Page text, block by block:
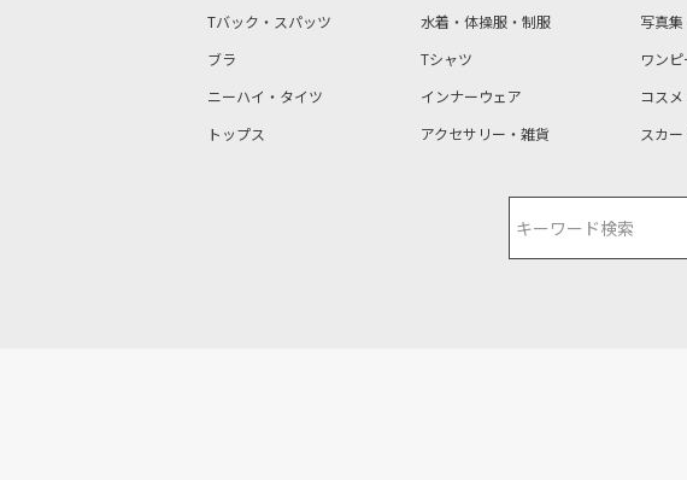
Tバック・スパッツ
ブラ
ニーハイ・タイツ
トップス
水着・体操服・制服
Tシャツ
インナーウェア
アクセサリー・雑貨
写真集
ワンピ
コス
スカ